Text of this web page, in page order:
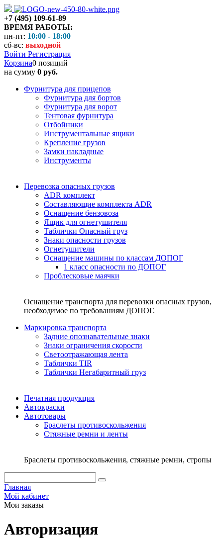
+7 (495) 109-61-89
ВРЕМЯ РАБОТЫ:
пн-пт: 10:00 - 18:00
сб-вс: выходной
Войти Регистрация
Корзина0 позиций
на сумму 0 руб.
Фурнитура для прицепов
Фурнитура для бортов
Фурнитура для ворот
Тентовая фурнитура
Отбойники
Инструментальные ящики
Крепление грузов
Замки накладные
Инструменты
Перевозка опасных грузов
ADR комплект
Составляющие комплекта ADR
Оснащение бензовоза
Ящик для огнетушителя
Таблички Опасный груз
Знаки опасности грузов
Огнетушители
Оснащение машины по классам ДОПОГ
1 класс опасности по ДОПОГ
Проблесковые маячки
Оснащение транспорта для перевозки опасных грузов,
необходимое по требованиям ДОПОГ.
Маркировка транспорта
Задние опознавательные знаки
Знаки ограничения скорости
Светоотражающая лента
Таблички TIR
Таблички Негабаритный груз
Печатная продукция
Автокраски
Автотовары
Браслеты противоскольжения
Стяжныe ремни и ленты
Браслеты противоскольжения, стяжные ремни, стропы
Главная
Мой кабинет
Мои заказы
Авторизация